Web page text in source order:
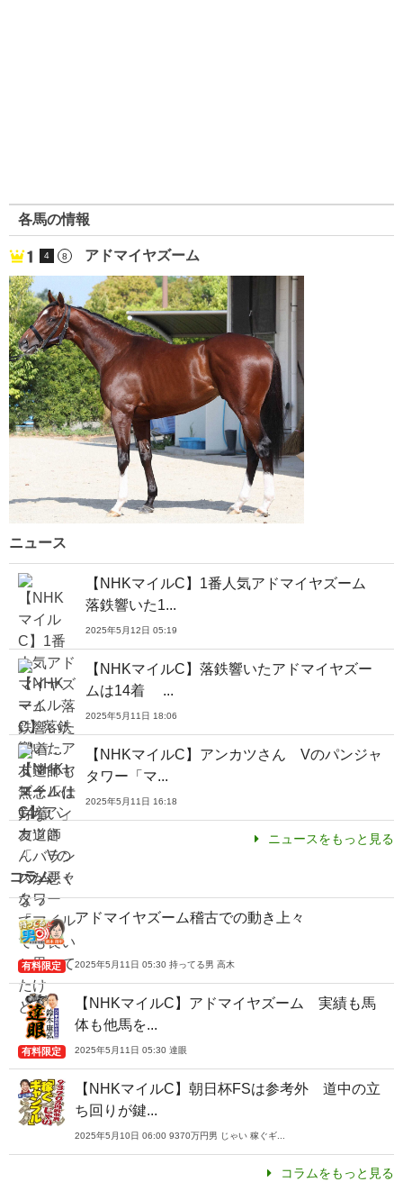
各馬の情報
4 8 アドマイヤズーム
ニュース
【NHKマイルC】1番人気アドマイヤズーム
落鉄響いた1...
2025年5月12日 05:19
【NHKマイルC】落鉄響いたアドマイヤズー
ムは14着 ...
2025年5月11日 18:06
【NHKマイルC】アンカツさん Vのパンジャ
タワー「マ...
2025年5月11日 16:18
ニュースをもっと見る
コラム
有料限定
アドマイヤズーム稽古での動き上々
2025年5月11日 05:30 持ってる男 高木
有料限定
【NHKマイルC】アドマイヤズーム 実績も馬
体も他馬を...
2025年5月11日 05:30 達眼
【NHKマイルC】朝日杯FSは参考外 道中の立
ち回りが鍵...
2025年5月10日 06:00 9370万円男 じゃい 稼ぐギ...
コラムをもっと見る